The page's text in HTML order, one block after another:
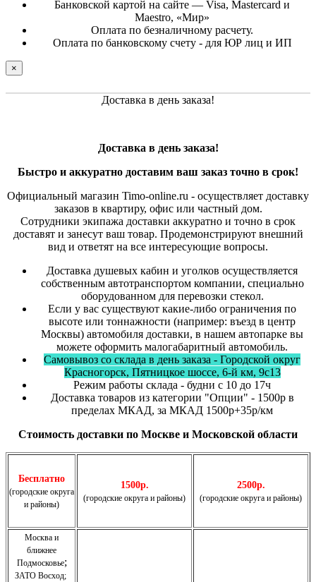
Банковской картой на сайте — Visa, Mastercard и
Maestro, «Мир»
Оплата по безналичному расчету.
Оплата по банковскому счету - для ЮР лиц и ИП
×
Доставка в день заказа!
Доставка в день заказа!
Быстро и аккуратно доставим ваш заказ точно в срок!
Официальный магазин Timo-online.ru - осуществляет доставку
заказов в квартиру, офис или частный дом.
Сотрудники экипажа доставки аккуратно и точно в срок
доставят и занесут ваш товар. Продемонстрируют внешний
вид и ответят на все интересующие вопросы.
Доставка душевых кабин и уголков осуществляется
собственным автотранспортом компании, специально
оборудованном для перевозки стекол.
Если у вас существуют какие-либо ограничения по
высоте или тоннажности (например: въезд в центр
Москвы) автомобиля доставки, в нашем автопарке вы
можете оформить малогабаритный автомобиль.
Самовывоз со склада в день заказа - Городской округ
Красногорск, Пятницкое шоссе, 6-й км, 9с13
Режим работы склада - будни с 10 до 17ч
Доставка товаров из категории "Опции" - 1500р в
пределах МКАД, за МКАД 1500р+35р/км
Стоимость доставки по Москве и Московской области
Бесплатно
(городские округа
и районы)
1500р.
(городские округа и районы)
2500р.
(городские округа и районы)
Москва и
ближнее
Подмосковье;
ЗАТО Восход;